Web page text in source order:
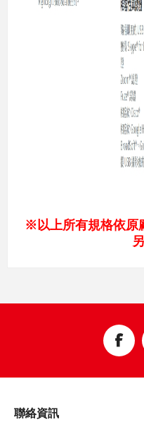
※以上所有規格依原
聯絡資訊